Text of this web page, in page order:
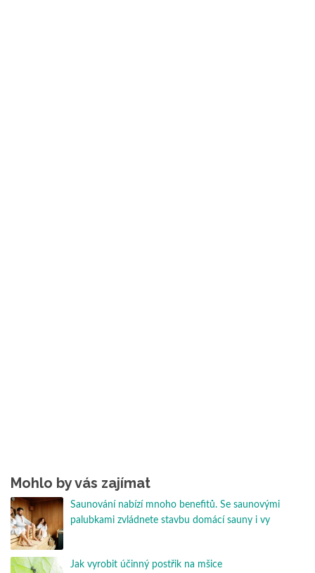
Mohlo by vás zajímat
Saunování nabízí mnoho benefitů. Se saunovými
palubkami zvládnete stavbu domácí sauny i vy
Jak vyrobit účinný postřik na mšice